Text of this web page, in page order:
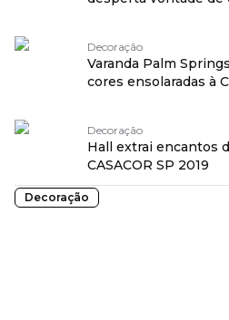
Decoração
Varanda Palm
cores ensolaradas à
Decoração
Hall extrai encantos
CASACOR SP 2019
Decoração